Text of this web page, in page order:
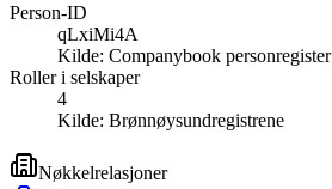
Person-ID
qLxiMi4A
Kilde: Companybook personregister
Roller i selskaper
4
Kilde: Brønnøysundregistrene
Nøkkelrelasjoner